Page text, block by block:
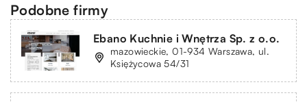
Podobne firmy
Ebano Kuchnie i Wnętrza Sp. z o.o.
mazowieckie, 01-934 Warszawa, ul.
Księżycowa 54/31